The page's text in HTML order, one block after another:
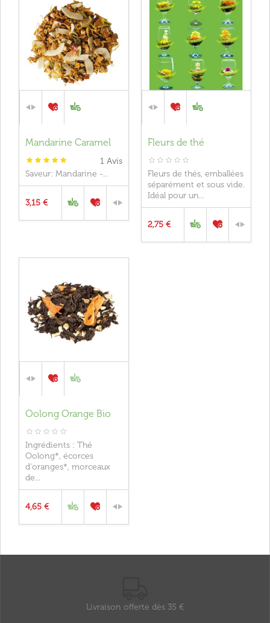
Mandarine Caramel
1 Avis
Saveur: Mandarine -...
3,15 €
Fleurs de thé
Fleurs de thés, emballées
séparément et sous vide.
Idéal pour un...
2,75 €
Oolong Orange Bio
Ingrédients : Thé
Oolong*, écorces
d'oranges*, morceaux
de...
4,65 €
Livraison offerte dès 35 €